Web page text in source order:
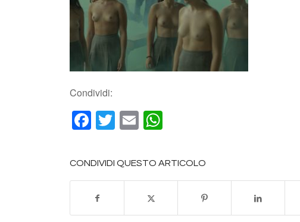
Condividi:
Facebook
Twitter
Email
CONDIVIDI QUESTO ARTICOLO